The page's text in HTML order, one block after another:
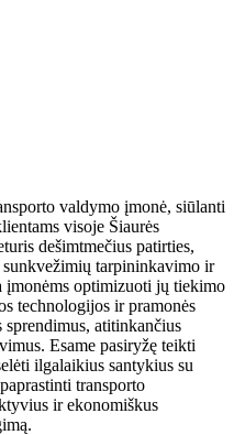
valdymo įmonė, siūlanti
visoje Šiaurės
dešimtmečius patirties,
sunkvežimių tarpininkavimo ir
įmonėms optimizuoti jų tiekimo
technologijos ir pramonės
atitinkančius
Esame pasiryžę teikti
ilgalaikius santykius su
transporto
ir ekonomiškus